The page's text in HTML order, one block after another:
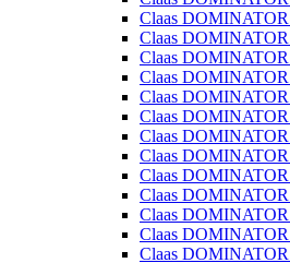
Claas
Claas
Claas
Claas
Claas
Claas
Claas
Claas
Claas
Claas
Claas
Claas
Claas